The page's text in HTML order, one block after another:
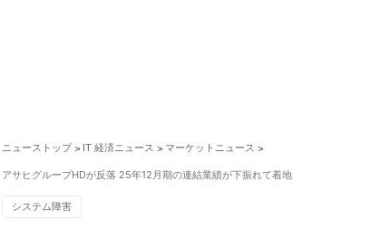
ニューストップ > IT 経済ニュース > マーケットニュース >
アサヒグループHDが反落 25年12月期の連結業績が下振れて着地
システム障害